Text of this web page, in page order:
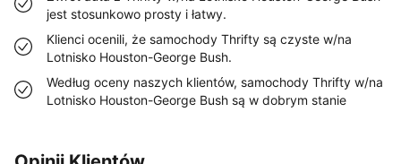
jest stosunkowo prosty i łatwy.
Klienci ocenili, że samochody Thrifty są czyste w/na
Lotnisko Houston-George Bush.
Według oceny naszych klientów, samochody Thrifty w/na
Lotnisko Houston-George Bush są w dobrym stanie